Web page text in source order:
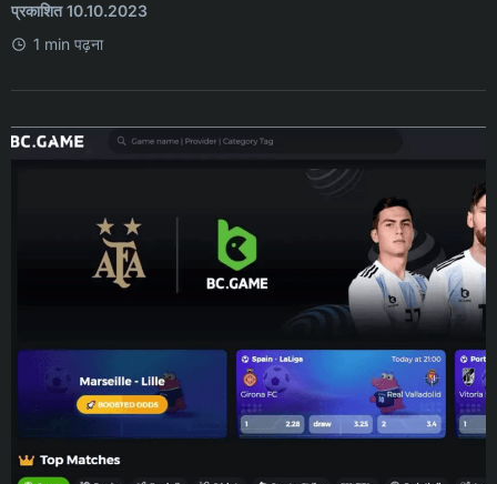
प्रकाशित 10.10.2023
1 min पढ़ना